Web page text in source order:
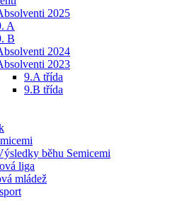
2025
A
B
2024
2023
9.A třída
9.B třída
běhu Semicemi
liga
mládež